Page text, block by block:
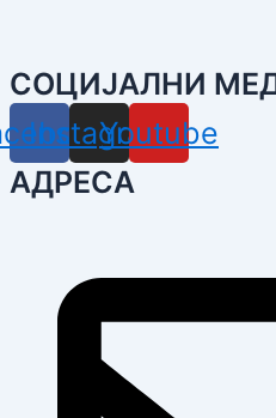
СОЦИЈАЛНИ
Instagram
Youtube
АДРЕСА